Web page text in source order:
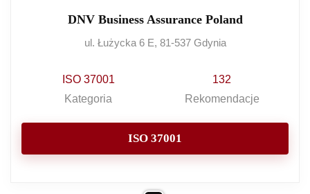
DNV Business Assurance Poland
ul. Łużycka 6 E, 81-537 Gdynia
ISO 37001
Kategoria
132
Rekomendacje
ISO 37001